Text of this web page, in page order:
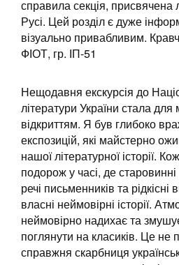
справила секція, присвячена
Русі. Цей розділ є дуже
візуально привабливим.
ФІОТ, гр. ІП-51
Нещодавня екскурсія до
літератури України стала
відкриттям. Я був глибоко
експозицій, які майстерно
нашої літературної історії.
подорож у часі, де
речі письменників та
власні неймовірні історії.
неймовірно надихає та
поглянути на класиків. Це не
справжня скарбниця